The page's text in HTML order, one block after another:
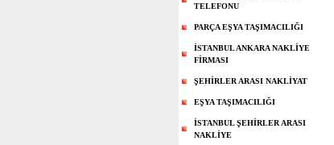
TELEFONU
PARÇA EŞYA TAŞIMACILIĞI
İSTANBUL ANKARA NAKLİYE
FİRMASI
ŞEHİRLER ARASI NAKLİYAT
EŞYA TAŞIMACILIĞI
İSTANBUL ŞEHİRLER ARASI
NAKLİYE